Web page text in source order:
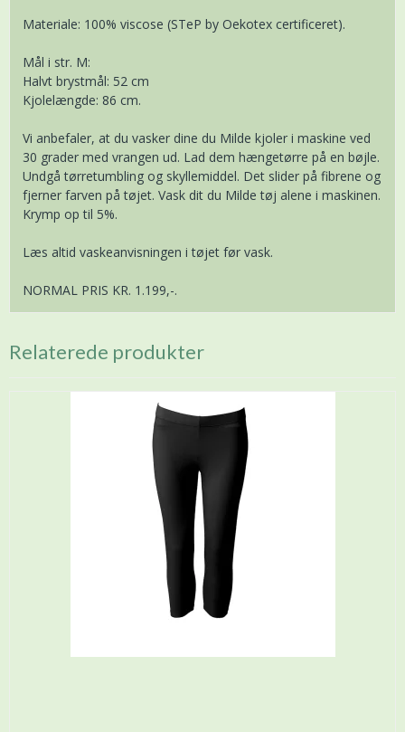
Materiale: 100% viscose (STeP by Oekotex certificeret).
Mål i str. M:
Halvt brystmål: 52 cm
Kjolelængde: 86 cm.
Vi anbefaler, at du vasker dine du Milde kjoler i maskine ved
30 grader med vrangen ud. Lad dem hængetørre på en bøjle.
Undgå tørretumbling og skyllemiddel. Det slider på fibrene og
fjerner farven på tøjet. Vask dit du Milde tøj alene i maskinen.
Krymp op til 5%.
Læs altid vaskeanvisningen i tøjet før vask.
NORMAL PRIS KR. 1.199,-.
Relaterede produkter